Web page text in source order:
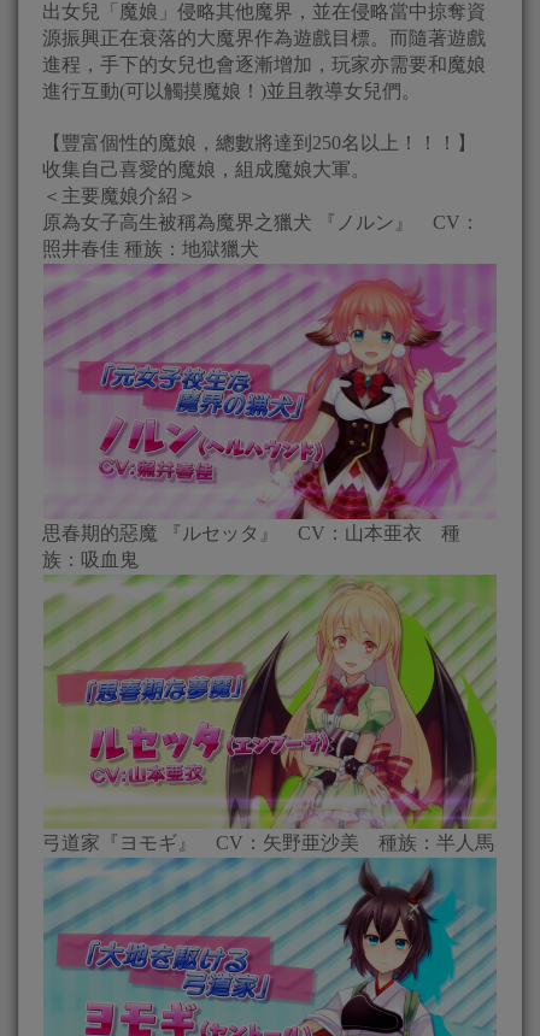
出女兒「魔娘」侵略其他魔界，並在侵略當中掠奪資
源振興正在衰落的大魔界作為遊戲目標。而隨著遊戲
進程，手下的女兒也會逐漸增加，玩家亦需要和魔娘
進行互動(可以觸摸魔娘！)並且教導女兒們。
【豐富個性的魔娘，總數將達到250名以上！！！】
收集自己喜愛的魔娘，組成魔娘大軍。
＜主要魔娘介紹＞
原為女子高生被稱為魔界之獵犬 『ノルン』 CV：
照井春佳 種族：地獄獵犬
思春期的惡魔 『ルセッタ』 CV：山本亜衣 種
族：吸血鬼
弓道家『ヨモギ』 CV：矢野亜沙美 種族：半人馬